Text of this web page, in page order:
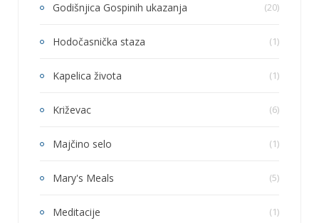
Godišnjica Gospinih ukazanja (20)
Hodočasnička staza (1)
Kapelica života (1)
Križevac (6)
Majčino selo (1)
Mary's Meals (5)
Meditacije (1)